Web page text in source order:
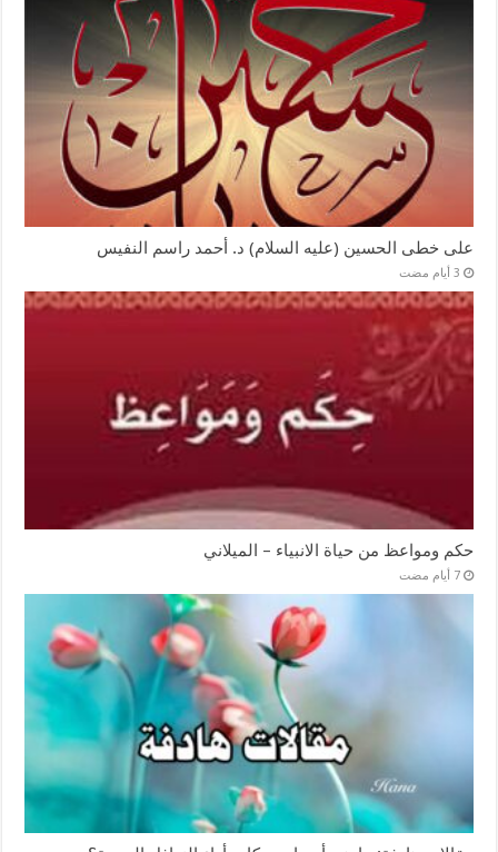
على خطى الحسين (عليه السلام) د. أحمد راسم النفيس
حكم ومواعظ من حياة الانبياء – الميلاني
‏7 أيام مضت